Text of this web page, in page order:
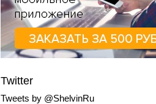
Twitter
Tweets by @ShelvinRu